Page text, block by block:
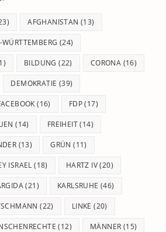
AFGHANISTAN (13)
(24)
BILDUNG (22) CORONA (16)
DEMOKRATIE (39)
(16) FDP(17)
(14) FREIHEIT(14)
(13) GRÜN (11)
ISRAEL (18) HARTZ IV(20)
(21) KARLSRUHE (46)
(22) LINKE (20)
(12) MÄNNER (15)